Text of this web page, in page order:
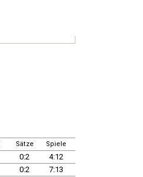
Sätze Spiele
0:2
4:12
0:2
7:13